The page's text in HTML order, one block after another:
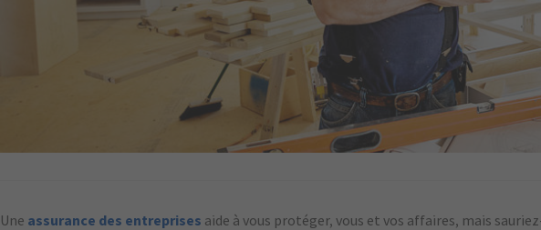
Une assurance des entreprises aide à vous protéger, vous et vos affaires, mais